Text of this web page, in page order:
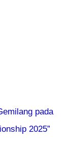
pada
2025”